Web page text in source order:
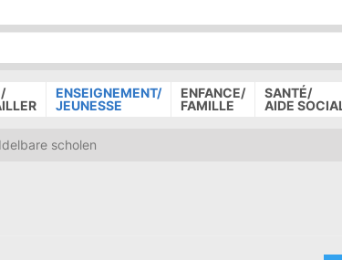
ENSEIGNEMENT/
JEUNESSE
ENFANCE/
FAMILLE
SANTÉ/
AIDE
scholen